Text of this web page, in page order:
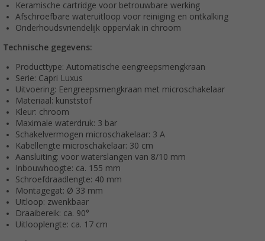
Keramische cartridge voor betrouwbare werking
Afschroefbare wateruitloop voor reiniging en ontkalking
Onderhoudsvriendelijk oppervlak in chroom
Technische gegevens:
Producttype: Automatische eengreepsmengkraan
Serie: Capri Luxus
Uitvoering: Eengreepsmengkraan met microschakelaar
Materiaal: kunststof
Kleur: chroom
Maximale waterdruk: 3 bar
Schakelvermogen microschakelaar: 3 A
Kabellengte microschakelaar: 30 cm
Aansluiting: voor waterslangen van 8/10 mm
Inbouwhoogte: ca. 155 mm
Schroefdraadlengte: 40 mm
Montagegat: Ø 33 mm
Uitloop: zwenkbaar
Draaibereik: ca. 90°
Uitlooplengte: ca. 17 cm